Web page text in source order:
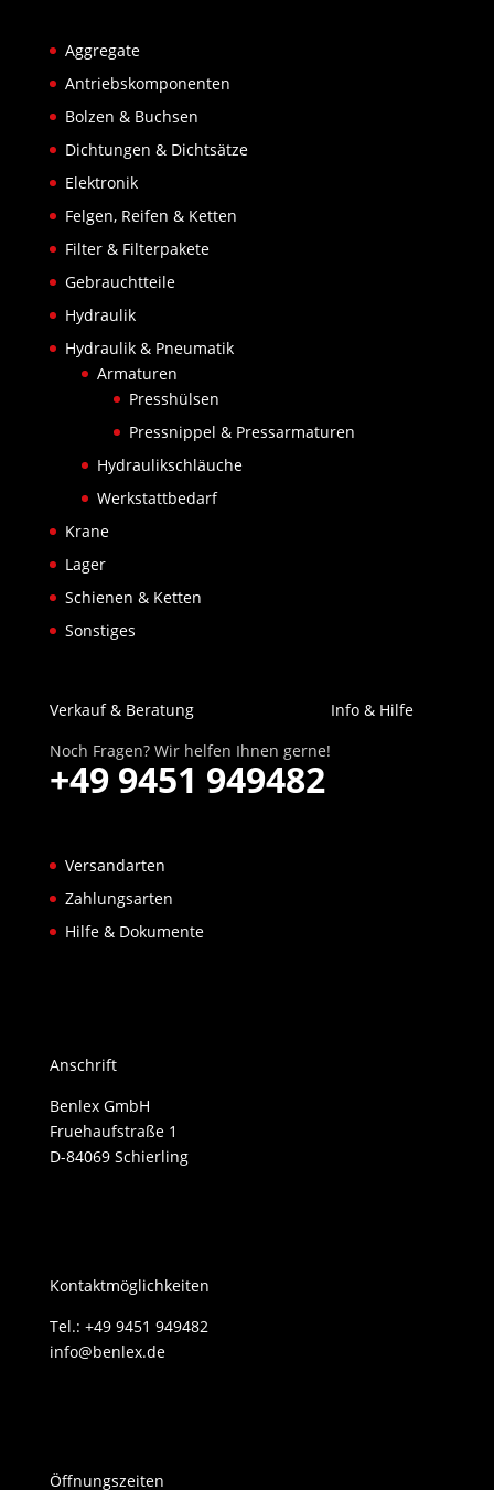
Aggregate
Antriebskomponenten
Bolzen & Buchsen
Dichtungen & Dichtsätze
Elektronik
Felgen, Reifen & Ketten
Filter & Filterpakete
Gebrauchtteile
Hydraulik
Hydraulik & Pneumatik
Armaturen
Presshülsen
Pressnippel & Pressarmaturen
Hydraulikschläuche
Werkstattbedarf
Krane
Lager
Schienen & Ketten
Sonstiges
Verkauf & Beratung
Noch Fragen? Wir helfen Ihnen gerne!
+49 9451 949482
Info & Hilfe
Versandarten
Zahlungsarten
Hilfe & Dokumente
Anschrift
Benlex GmbH
Fruehaufstraße 1
D-84069 Schierling
Kontaktmöglichkeiten
Tel.: +49 9451 949482
info@benlex.de
Öffnungszeiten